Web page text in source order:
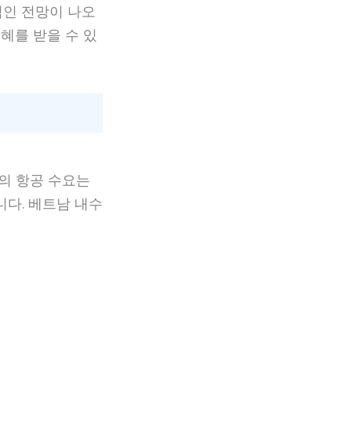
전망이 나오
를 받을 수 있
항공 수요는
다. 베트남 내수